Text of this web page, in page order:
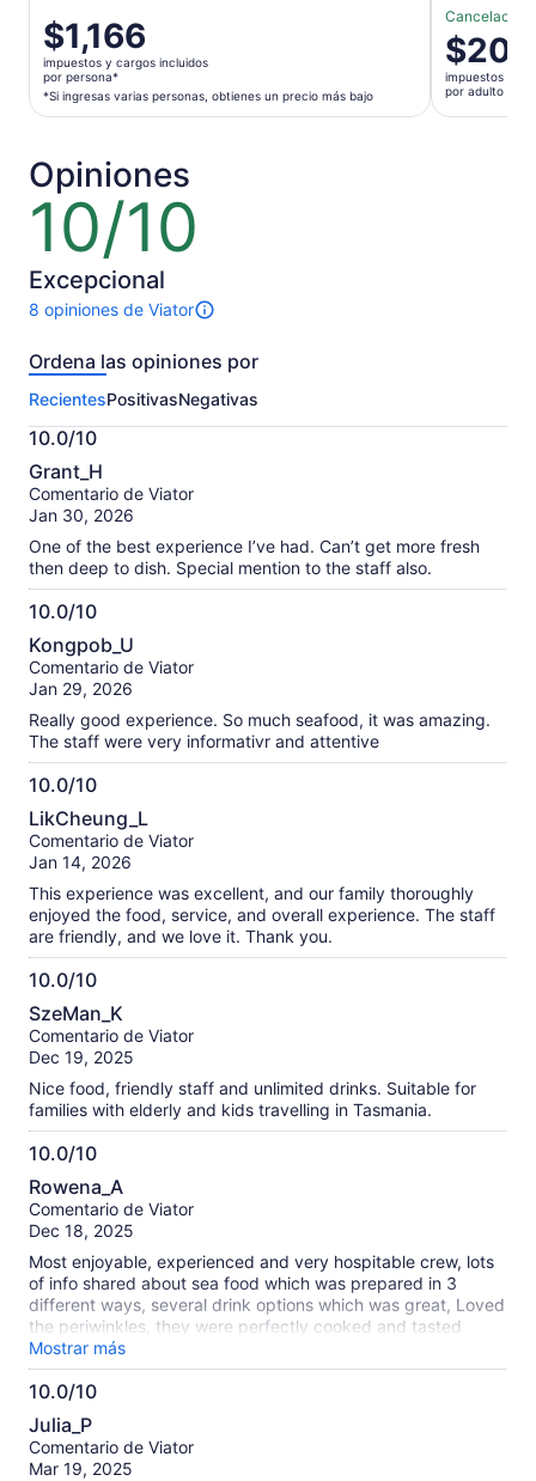
El
precio
es
de
$1,166.
persona*
*Si
ingresas
varias
personas,
obtienes
un
más
bajo
$1,166
impuestos y cargos incluidos
por persona*
*Si ingresas varias personas, obtienes un precio más bajo
Cancelación
El
precio
es
de
$205
impuestos y
por adulto
Opiniones
10/10
10
10
Excepcional
8 opiniones de Viator
Hay
opiniones
esta
actividad.
Más
información
sobre
nuestras
verificadas
Ordena las opiniones por
RecientesPositivasNegativas
10.0/10
10.0
de
10
Grant_H
Comentario de Viator
Jan 30, 2026
One of the best experience I’ve had. Can’t get more fresh
then deep to dish. Special mention to the staff also.
10.0/10
10.0
de
10
Kongpob_U
Comentario de Viator
Jan 29, 2026
Really good experience. So much seafood, it was amazing.
The staff were very informativr and attentive
10.0/10
10.0
de
10
LikCheung_L
Comentario de Viator
Jan 14, 2026
This experience was excellent, and our family thoroughly
enjoyed the food, service, and overall experience. The staff
are friendly, and we love it. Thank you.
10.0/10
10.0
de
10
SzeMan_K
Comentario de Viator
Dec 19, 2025
Nice food, friendly staff and unlimited drinks. Suitable for
families with elderly and kids travelling in Tasmania.
10.0/10
10.0
de
10
Rowena_A
Comentario de Viator
Dec 18, 2025
Most enjoyable, experienced and very hospitable crew, lots
of info shared about sea food which was prepared in 3
different ways, several drink options which was great, Loved
the periwinkles, they were perfectly cooked and tasted
amazing ..((better than the NZ cats eyes) cake to end with
also lovely, thank you to the crew for making the trip an
awesome experience We have recommend our Nz family
Mostrar más
10.0/10
10.0
de
10
Julia_P
Comentario de Viator
Mar 19, 2025